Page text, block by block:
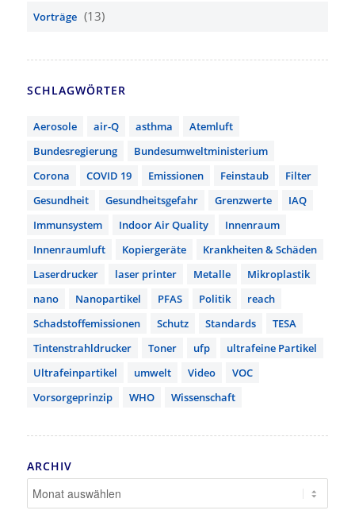
Vorträge (13)
SCHLAGWÖRTER
Aerosole air-Q asthma
Atemluft
Bundesregierung
Bundesumweltministerium
Corona
COVID 19 Emissionen Feinstaub
Filter
Gesundheit
Gesundheitsgefahr Grenzwerte
IAQ
Immunsystem
Indoor Air Quality
Innenraum
Innenraumluft
Kopiergeräte
Krankheiten & Schäden
Laserdrucker
laser printer Metalle
Mikroplastik
nano
Nanopartikel PFAS Politik
reach
Schadstoffemissionen
Schutz Standards
TESA
Tintenstrahldrucker
Toner ufp
ultrafeine Partikel
Ultrafeinpartikel
umwelt Video
VOC
Vorsorgeprinzip
WHO Wissenschaft
ARCHIV